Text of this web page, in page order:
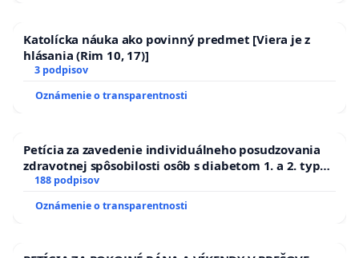
Katolícka náuka ako povinný predmet [Viera je z
hlásania (Rim 10, 17)]
3 podpisov
Oznámenie o transparentnosti
Petícia za zavedenie individuálneho posudzovania
zdravotnej spôsobilosti osôb s diabetom 1. a 2. typu
pri prijímaní do Policajného zboru SR
188 podpisov
Oznámenie o transparentnosti